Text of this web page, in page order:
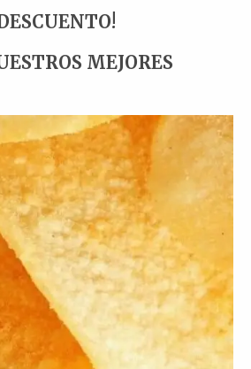
MEJORES